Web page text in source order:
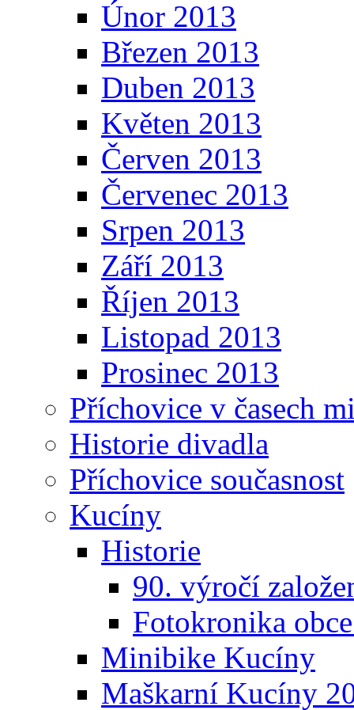
Únor 2013
Březen 2013
Duben 2013
Květen 2013
Červen 2013
Červenec 2013
Srpen 2013
Září 2013
Říjen 2013
Listopad 2013
Prosinec 2013
Příchovice v časech
Historie divadla
Příchovice současnost
Kucíny
Historie
90. výročí
Fotokronika
Minibike Kucíny
Maškarní Kucíny